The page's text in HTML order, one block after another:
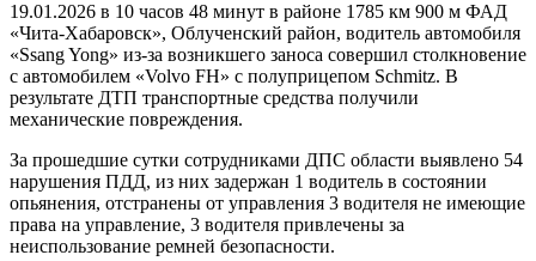
19.01.2026 в 10 часов 48 минут в районе 1785 км 900 м ФАД
«Чита-Хабаровск», Облученский район, водитель автомобиля
«Ssang Yong» из-за возникшего заноса совершил столкновение
с автомобилем «Volvo FH» с полуприцепом Schmitz. В
результате ДТП транспортные средства получили
механические повреждения.
За прошедшие сутки сотрудниками ДПС области выявлено 54
нарушения ПДД, из них задержан 1 водитель в состоянии
опьянения, отстранены от управления 3 водителя не имеющие
права на управление, 3 водителя привлечены за
неиспользование ремней безопасности.